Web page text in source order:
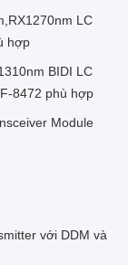
LC
hợp
BIDI LC
8472 phù hợp
Module
với DDM và